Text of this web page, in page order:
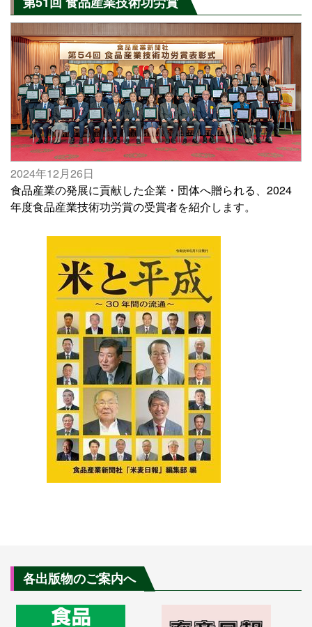
2024年12月26日
食品産業の発展に貢献した企業・団体へ贈られる、2024
年度食品産業技術功労賞の受賞者を紹介します。
各出版物のご案内へ